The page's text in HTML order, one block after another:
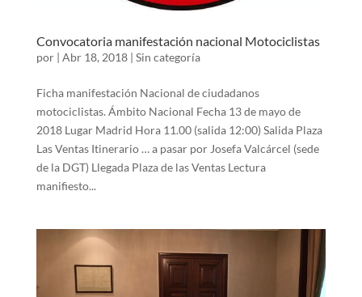
Convocatoria manifestación nacional Motociclistas
por | Abr 18, 2018| Sin categoría
Ficha manifestación Nacional de ciudadanos
motociclistas. Ámbito Nacional Fecha 13 de mayo de
2018 Lugar Madrid Hora 11.00 (salida 12:00) Salida Plaza
Las Ventas Itinerario … a pasar por Josefa Valcárcel (sede
de la DGT) Llegada Plaza de las Ventas Lectura
manifiesto...